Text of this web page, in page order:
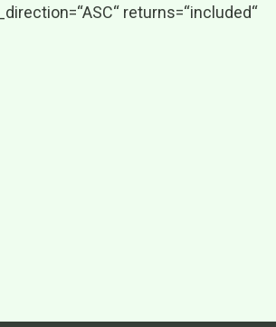
returns=“included“